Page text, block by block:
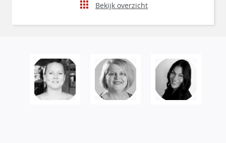
Bekijk overzicht